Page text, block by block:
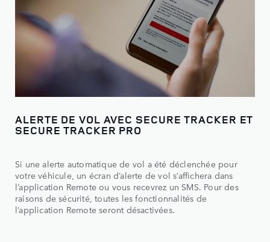
ALERTE DE VOL AVEC SECURE TRACKER ET
SECURE TRACKER PRO
Si une alerte automatique de vol a été déclenchée pour
votre véhicule, un écran d’alerte de vol s’affichera dans
l’application Remote ou vous recevrez un SMS. Pour des
raisons de sécurité, toutes les fonctionnalités de
l’application Remote seront désactivées.